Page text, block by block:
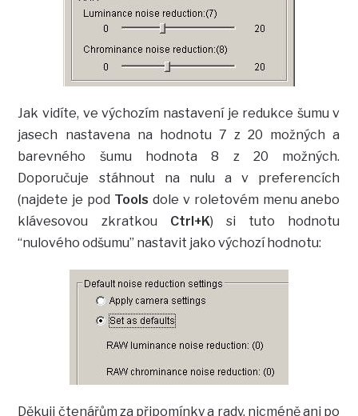
Jak vidíte, ve výchozím nastavení je redukce šumu v
jasech nastavena na hodnotu 7 z 20 možných a
barevného šumu hodnota 8 z 20 možných.
Doporučuje stáhnout na nulu a v preferencích
(najdete je pod Tools dole v roletovém menu anebo
klávesovou zkratkou Ctrl+K) si tuto hodnotu
“nulového odšumu” nastavit jako výchozí hodnotu:
Děkuji čtenářům za připomínky a rady, nicméně ani po